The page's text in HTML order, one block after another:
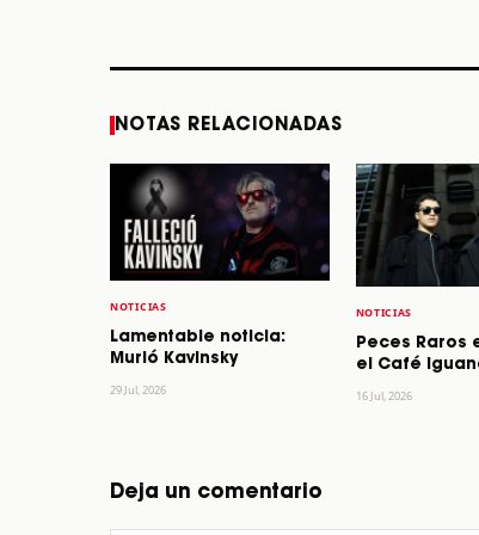
NOTAS RELACIONADAS
NOTICIAS
Lamentable noticia:
Murió Kavinsky
29 Jul, 2026
NOTICIAS
Peces Raros
el Café
16 Jul, 2026
Deja un comentario